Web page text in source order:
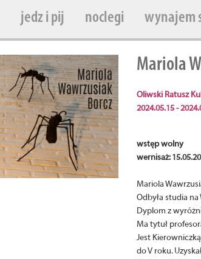
jedz i pij noclegi wynajem
Mariola
Oliwski Ratusz
2024.05.15 -
wstęp wolny
wernisaż:
Mariola
Odbyła studia
Dyplom z
Ma tytuł
Jest
do V roku.